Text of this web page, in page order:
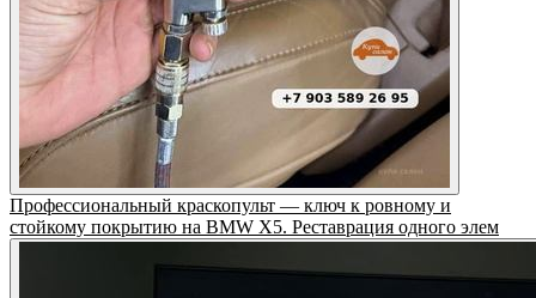
Профессиональный краскопульт — ключ к ровному и
стойкому покрытию на BMW X5. Реставрация одного элем